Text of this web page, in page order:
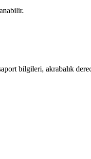
bilgileri, akrabalık